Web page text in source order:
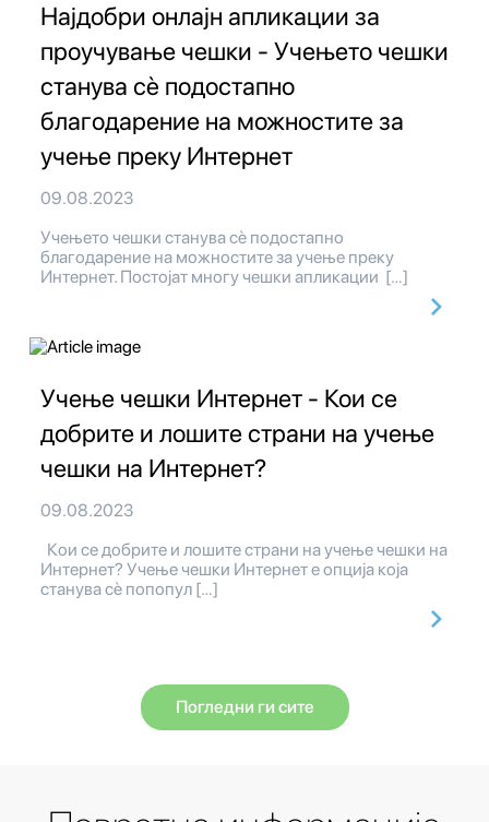
Најдобри онлајн апликации за
проучување чешки - Учењето чешки
станува сè подостапно
благодарение на можностите за
учење преку Интернет
09.08.2023
Учењето чешки станува сè подостапно
благодарение на можностите за учење преку
Интернет. Постојат многу чешки апликации […]
Учење чешки Интернет - Кои се
добрите и лошите страни на учење
чешки на Интернет?
09.08.2023
Кои се добрите и лошите страни на учење чешки на
Интернет? Учење чешки Интернет е опција која
станува сè попопул […]
Погледни ги сите